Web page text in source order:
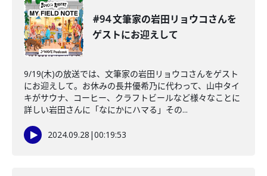
#94 文筆家の岩田リョウコさんを
ゲストにお迎えして
9/19(木)の放送では、文筆家の岩田リョウコさんをゲスト
にお迎えして。お休みの長井優希乃に代わって、山中タイ
キがサウナ、コーヒー、クラフトビールなど様々なことに
詳しい岩田さんに「なにかにハマる」その...
2024.09.28 |00:19:53